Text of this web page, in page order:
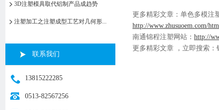
3D注塑模具取代铝制产品成趋势
注塑加工之注塑成型工艺对几何形...
联系我们
13815222285
0513-82567256
更多精彩文章：单色多模注
http://www.zhusuoem.com/
南通锦程注塑网站： http://
更多精彩文章 ，立即搜索：